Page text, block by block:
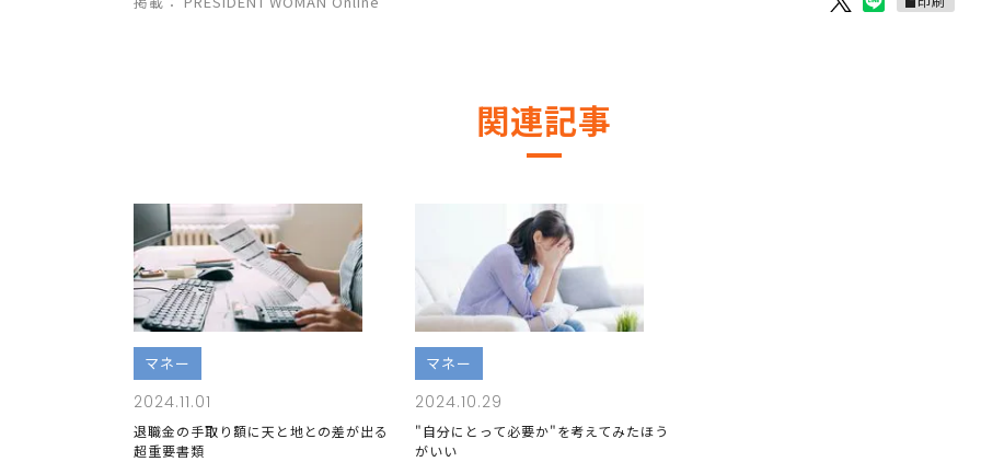
関連記事
マネー
2024.11.01
退職金の手取り額に天と地との差が出る
超重要書類
マネー
2024.10.29
"自分にとって必要か"を考えてみたほう
がいい